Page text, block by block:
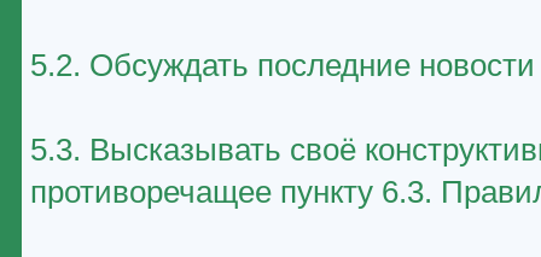
5.2. Обсуждать последние
5.3. Высказывать своё
противоречащее пункту 6.3.